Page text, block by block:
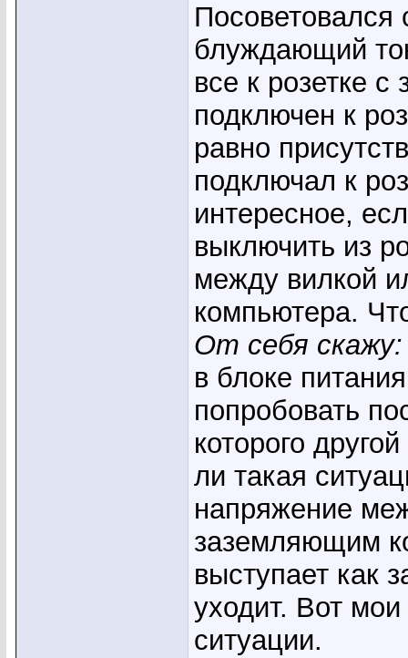
Посоветовался
блуждающий
все к розетке
подключен к
равно
подключал к
интересное,
выключить из
между вилкой
компьютера.
От себя скажу:
в блоке
попробовать
которого
ли такая
напряжение
заземляющим
выступает как
уходит. Вот
ситуации.